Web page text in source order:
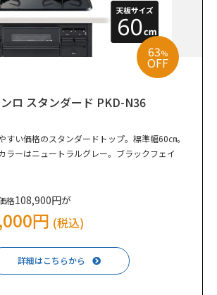
63%
OFF
ロ スタンダード PKD-N36
すい価格のスタンダードトップ。標準幅60㎝。
ラーはニュートラルグレー。ブラックフェイ
格108,900円が
円 (税込)
詳細はこちらから